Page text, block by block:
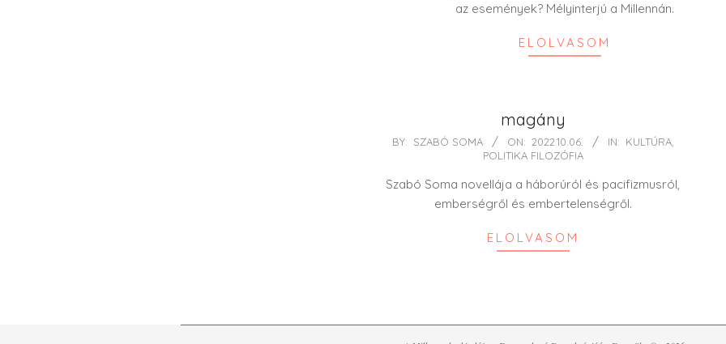
az események? Mélyinterjú a Millennán.
ELOLVASOM
magány
2022-BY: SZABÓ SOMA ON: 2022.10.06. IN: KULTÚRA,
POLITIKA FILOZÓFIA
Szabó Soma novellája a háborúról és pacifizmusról,
emberségről és embertelenségről.
ELOLVASOM